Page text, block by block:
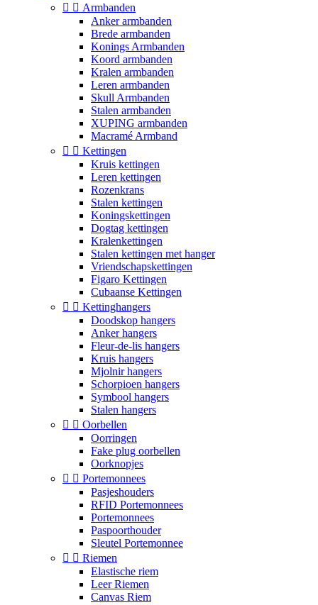
  Armbanden
Anker armbanden
Brede armbanden
Konings Armbanden
Koord armbanden
Kralen armbanden
Leren armbanden
Skull Armbanden
Stalen armbanden
XUPING armbanden
Macramé Armband
  Kettingen
Kruis kettingen
Leren kettingen
Rozenkrans
Stalen kettingen
Koningskettingen
Dogtag kettingen
Kralenkettingen
Stalen kettingen met hanger
Vriendschapskettingen
Figaro Kettingen
Cubaanse Kettingen
  Kettinghangers
Doodskop hangers
Anker hangers
Fleur-de-lis hangers
Kruis hangers
Mjolnir hangers
Schorpioen hangers
Symbool hangers
Stalen hangers
  Oorbellen
Oorringen
Fake plug oorbellen
Oorknopjes
  Portemonnees
Pasjeshouders
RFID Portemonnees
Portemonnees
Paspoorthouder
Sleutel Portemonnee
  Riemen
Elastische riem
Leer Riemen
Canvas Riem